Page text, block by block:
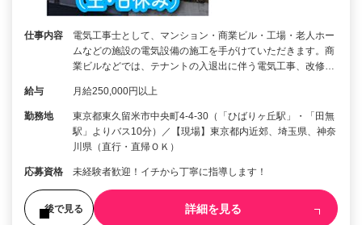
仕事内容
電気工事士として、マンション・商業ビル・工場・老人ホー
ムなどの施設の電気設備の施工を手がけていただきます。商
業ビルなどでは、テナントの入退出に伴う電気工事、改修…
給与 月給250,000円以上
勤務地
東京都東久留米市中央町4-4-30（「ひばりヶ丘駅」・「田無
駅」よりバス10分）／【現場】東京都内近郊、埼玉県、神奈
川県（直行・直帰ＯＫ）
応募資格 未経験者歓迎！イチから丁寧に指導します！
後で見る 詳細を見る